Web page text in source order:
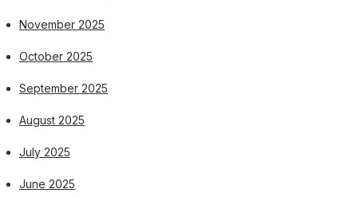
November 2025
October 2025
September 2025
August 2025
July 2025
June 2025